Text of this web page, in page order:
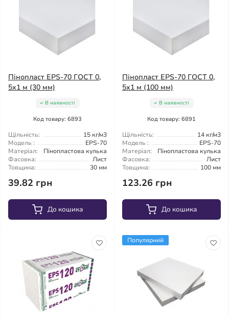
Пінопласт EPS-70 ГОСТ 0,
5х1 м (30 мм)
В наявності
Код товару: 6893
Щільність:
15 кг/м3
Модель :
EPS-70
Матеріал:
Пінопластова кулька
Фасовка:
Лист
Товщина:
30 мм
39.82 грн
До кошика
Пінопласт EPS-70 ГОСТ 0,
5х1 м (100 мм)
В наявності
Код товару: 6891
Щільність:
14 кг/м3
Модель :
EPS-70
Матеріал:
Пінопластова кулька
Фасовка:
Лист
Товщина:
100 мм
123.26 грн
До кошика
Популярний